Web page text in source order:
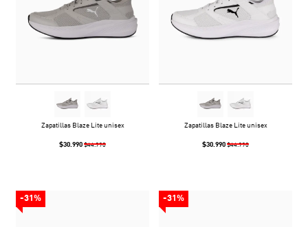
Zapatillas Blaze Lite unisex
$30.990 $44.990
Zapatillas Blaze Lite unisex
$30.990 $44.990
-31% -31%